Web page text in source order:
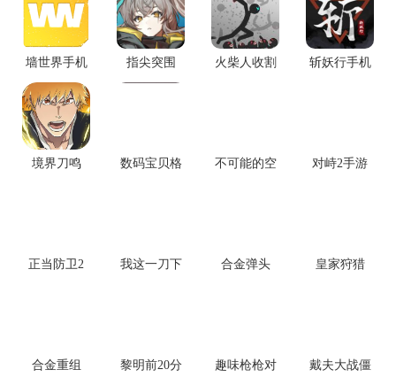
墙世界手机
版
指尖突围
火柴人收割
斩妖行手机
境界刀鸣
数码宝贝格
不可能的空
对峙2手游
正当防卫2
我这一刀下
合金弹头 皇家狩猎
合金重组
黎明前20分
趣味枪枪对
戴夫大战僵